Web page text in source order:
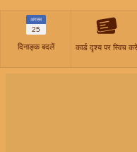
अगस्त
25
दिनाङ्क बदलें कार्ड दृश्य पर स्विच करें